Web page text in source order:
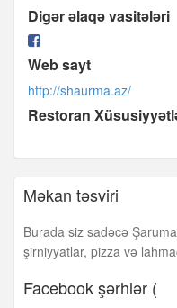
Digər əlaqə vasitələri
Web sayt
http://shaurma.az/
Restoran
Məkan təsviri
Burada siz sadəcə
şirniyyatlar, pizza və
Facebook şərhlər (